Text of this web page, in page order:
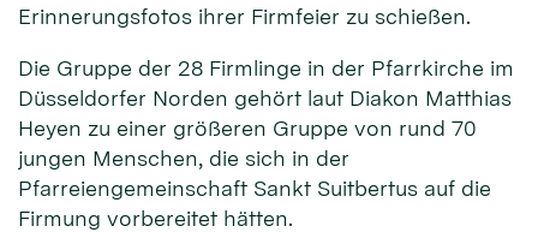
Erinnerungsfotos ihrer Firmfeier zu schießen.
Die Gruppe der 28 Firmlinge in der Pfarrkirche im
Düsseldorfer Norden gehört laut Diakon Matthias
Heyen zu einer größeren Gruppe von rund 70
jungen Menschen, die sich in der
Pfarreiengemeinschaft Sankt Suitbertus auf die
Firmung vorbereitet hätten.